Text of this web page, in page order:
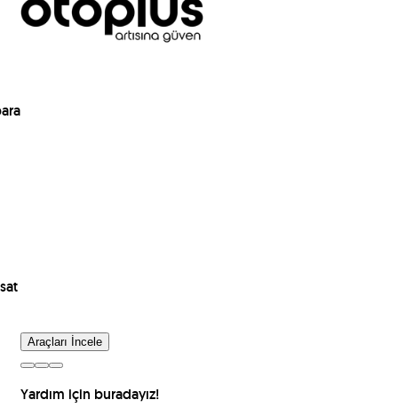
Araçları İncele
Yardım için buradayız!